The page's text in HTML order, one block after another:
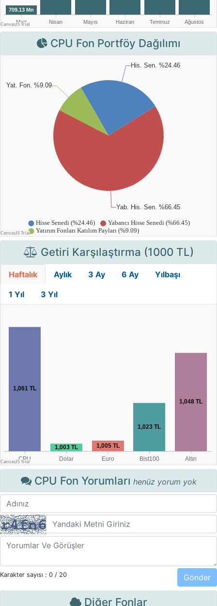
CPU Fon Portföy Dağılımı
Getiri Karşılaştırma (1000 TL)
Haftalık Aylık 3 Ay 6 Ay Yılbaşı
1 Yıl 3 Yıl
CPU Fon Yorumları henüz yorum yok
Karakter sayısı : 0 / 20
Diğer Fonlar